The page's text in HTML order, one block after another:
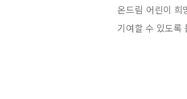
온드림 어린이 희
기여할 수 있도록